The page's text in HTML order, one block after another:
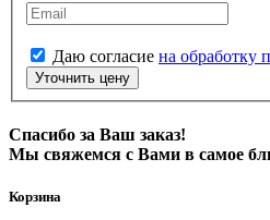
Даю согласие на обработку
Уточнить цену
Спасибо за Ваш заказ!
Мы свяжемся с Вами в самое
Корзина